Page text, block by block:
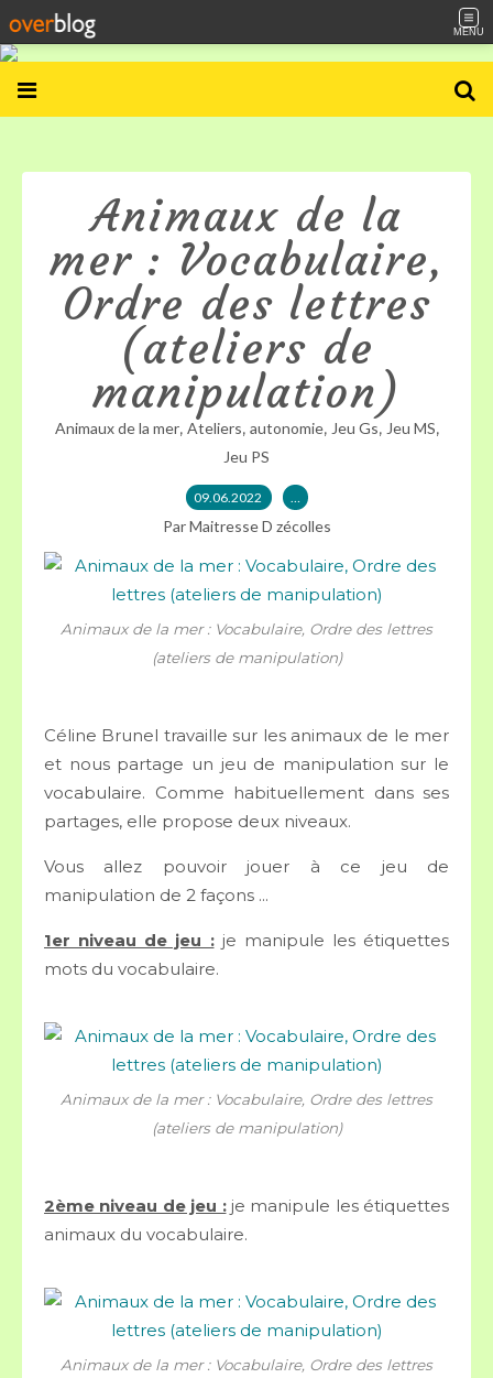
MENU
Animaux de la
mer : Vocabulaire,
Ordre des lettres
(ateliers de
manipulation)
Animaux de la mer, Ateliers, autonomie, Jeu Gs, Jeu MS,
Jeu PS
09.06.2022 …
Par Maitresse D zécolles
Animaux de la mer : Vocabulaire, Ordre des lettres
(ateliers de manipulation)
Céline Brunel travaille sur les animaux de le mer
et nous partage un jeu de manipulation sur le
vocabulaire. Comme habituellement dans ses
partages, elle propose deux niveaux.
Vous allez pouvoir jouer à ce jeu de
manipulation de 2 façons ...
1er niveau de jeu :je manipule les étiquettes
mots du vocabulaire.
Animaux de la mer : Vocabulaire, Ordre des lettres
(ateliers de manipulation)
2ème niveau de jeu :je manipule les étiquettes
animaux du vocabulaire.
Animaux de la mer : Vocabulaire, Ordre des lettres